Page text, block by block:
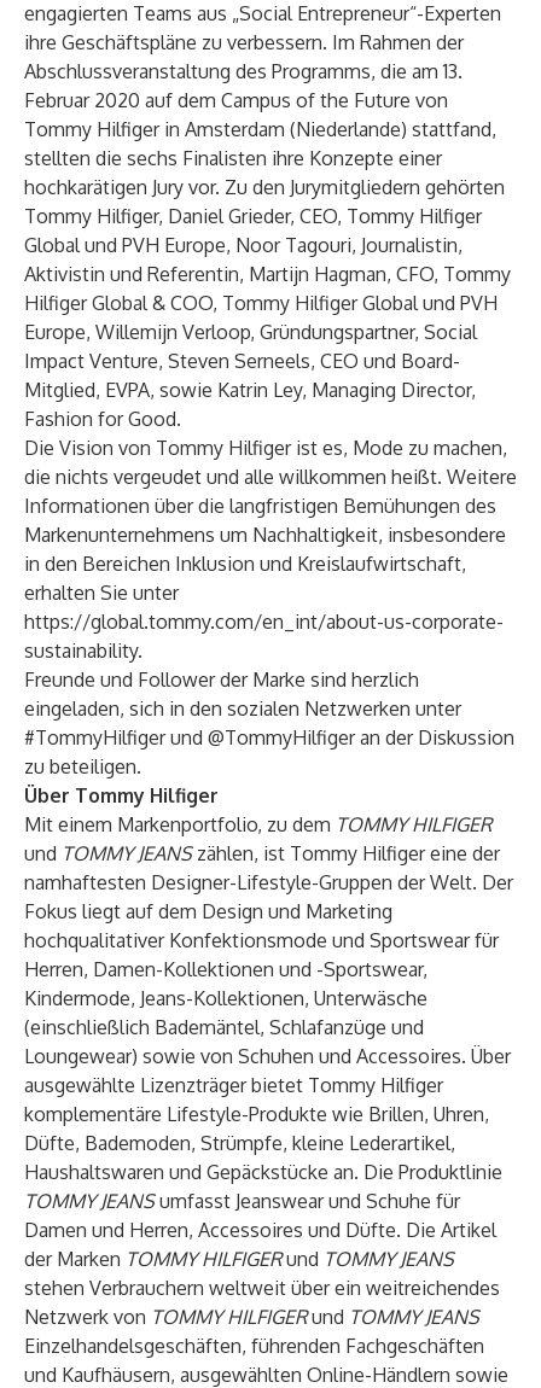
engagierten Teams aus „Social Entrepreneur“-Experten
ihre Geschäftspläne zu verbessern. Im Rahmen der
Abschlussveranstaltung des Programms, die am 13.
Februar 2020 auf dem Campus of the Future von
Tommy Hilfiger in Amsterdam (Niederlande) stattfand,
stellten die sechs Finalisten ihre Konzepte einer
hochkarätigen Jury vor. Zu den Jurymitgliedern gehörten
Tommy Hilfiger, Daniel Grieder, CEO, Tommy Hilfiger
Global und PVH Europe, Noor Tagouri, Journalistin,
Aktivistin und Referentin, Martijn Hagman, CFO, Tommy
Hilfiger Global & COO, Tommy Hilfiger Global und PVH
Europe, Willemijn Verloop, Gründungspartner, Social
Impact Venture, Steven Serneels, CEO und Board-
Mitglied, EVPA, sowie Katrin Ley, Managing Director,
Fashion for Good.
Die Vision von Tommy Hilfiger ist es, Mode zu machen,
die nichts vergeudet und alle willkommen heißt. Weitere
Informationen über die langfristigen Bemühungen des
Markenunternehmens um Nachhaltigkeit, insbesondere
in den Bereichen Inklusion und Kreislaufwirtschaft,
erhalten Sie unter
https://global.tommy.com/en_int/about-us-corporate-
sustainability.
Freunde und Follower der Marke sind herzlich
eingeladen, sich in den sozialen Netzwerken unter
#TommyHilfiger und @TommyHilfiger an der Diskussion
zu beteiligen.
Über Tommy Hilfiger
Mit einem Markenportfolio, zu dem TOMMY HILFIGER
und TOMMY JEANSzählen, ist Tommy Hilfiger eine der
namhaftesten Designer-Lifestyle-Gruppen der Welt. Der
Fokus liegt auf dem Design und Marketing
hochqualitativer Konfektionsmode und Sportswear für
Herren, Damen-Kollektionen und -Sportswear,
Kindermode, Jeans-Kollektionen, Unterwäsche
(einschließlich Bademäntel, Schlafanzüge und
Loungewear) sowie von Schuhen und Accessoires. Über
ausgewählte Lizenzträger bietet Tommy Hilfiger
komplementäre Lifestyle-Produkte wie Brillen, Uhren,
Düfte, Bademoden, Strümpfe, kleine Lederartikel,
Haushaltswaren und Gepäckstücke an. Die Produktlinie
TOMMY JEANSumfasst Jeanswear und Schuhe für
Damen und Herren, Accessoires und Düfte. Die Artikel
der Marken TOMMY HILFIGERund TOMMY JEANS
stehen Verbrauchern weltweit über ein weitreichendes
Netzwerk von TOMMY HILFIGERund TOMMY JEANS
Einzelhandelsgeschäften, führenden Fachgeschäften
und Kaufhäusern, ausgewählten Online-Händlern sowie